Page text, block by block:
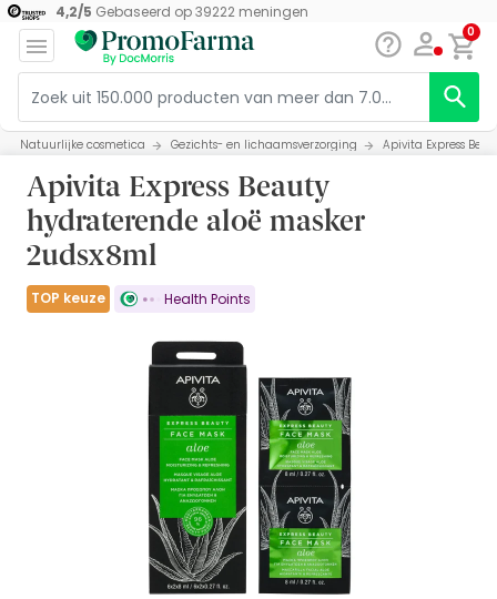
4,2/5 Gebaseerd op39222meningen
0
Natuurlijke cosmetica Gezichts- en lichaamsverzorging Apivita Express
Apivita Express Beauty
hydraterende aloë masker
2udsx8ml
TOP keuze Health Points